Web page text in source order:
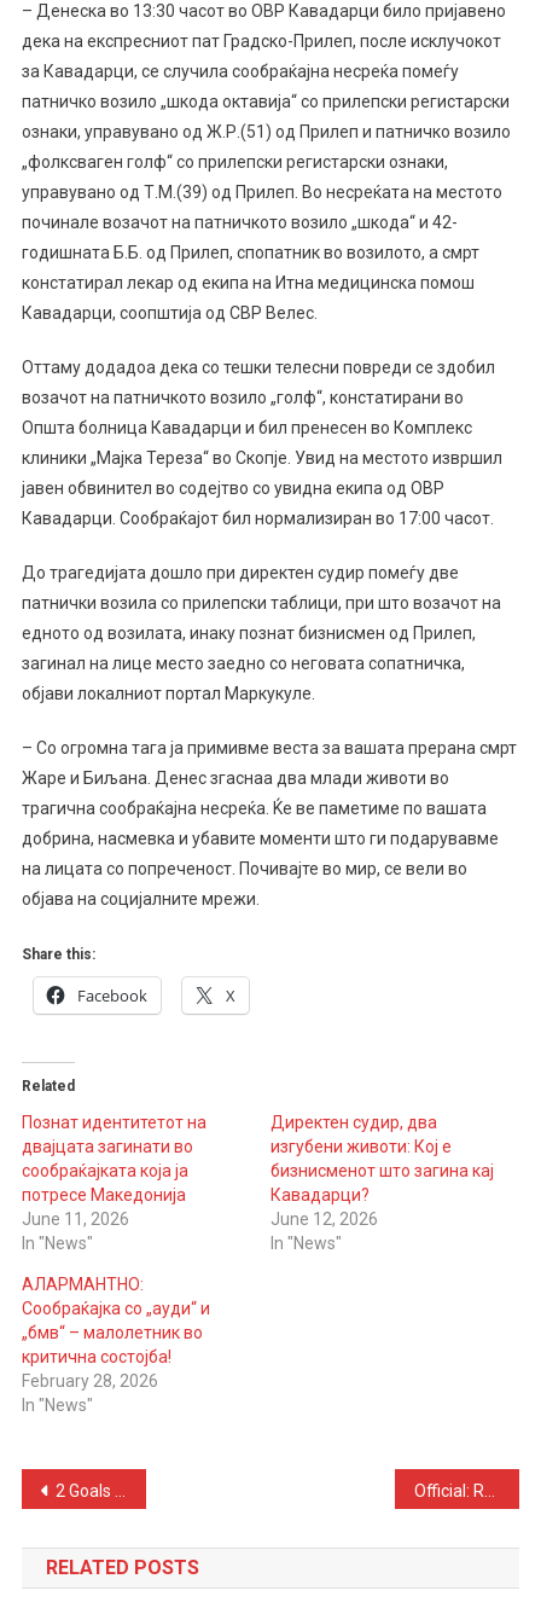
Сообраќајка
Која
Ја
Потресе
Македонија
Е
Познат
Бизнисмен
Од
Прилеп
– Денеска во 13:30 часот во ОВР Кавадарци било пријавено
дека на експресниот пат Градско-Прилеп, после исклучокот
за Кавадарци, се случила сообраќајна несреќа помеѓу
патничко возило „шкода октавија“ со прилепски регистарски
ознаки, управувано од Ж.Р.(51) од Прилеп и патничко возило
„фолксваген голф“ со прилепски регистарски ознаки,
управувано од Т.М.(39) од Прилеп. Во несреќата на местото
починале возачот на патничкото возило „шкода“ и 42-
годишната Б.Б. од Прилеп, спопатник во возилото, а смрт
констатирал лекар од екипа на Итна медицинска помош
Кавадарци, соопштија од СВР Велес.
Оттаму додадоа дека со тешки телесни повреди се здобил
возачот на патничкото возило „голф“, констатирани во
Општа болница Кавадарци и бил пренесен во Комплекс
клиники „Мајка Тереза“ во Скопје. Увид на местото извршил
јавен обвинител во содејтво со увидна екипа од ОВР
Кавадарци. Сообраќајот бил нормализиран во 17:00 часот.
До трагедијата дошло при директен судир помеѓу две
патнички возила со прилепски таблици, при што возачот на
едното од возилата, инаку познат бизнисмен од Прилеп,
загинал на лице место заедно со неговата сопатничка,
објави локалниот портал Маркукуле.
– Со огромна тага ја примивме веста за вашата прерана смрт
Жаре и Биљана. Денес згаснаа два млади животи во
трагична сообраќајна несреќа. Ќе ве паметиме по вашата
добрина, насмевка и убавите моменти што ги подарувавме
на лицата со попреченост. Почивајте во мир, се вели во
објава на социјалните мрежи.
Share this:
Facebook X
Related
Познат идентитетот на
двајцата загинати во
сообраќајката која ја
потресе Македонија
June 11, 2026
In "News"
Директен судир, два
изгубени животи: Кој е
бизнисменот што загина кај
Кавадарци?
June 12, 2026
In "News"
АЛАРМАНТНО:
Сообраќајка со „ауди“ и
„бмв“ – малолетник во
критична состојба!
February 28, 2026
In "News"
Post
navigation
2 Goals & 3 Red Cards – Mexico 2 – 0 South Africa
RELATED POSTS